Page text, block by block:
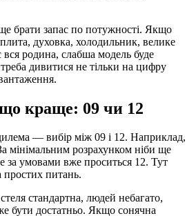
брати запас по потужності. Якщо
духовка, холодильник, велике
вся родина, слабша модель буде
дивитися не тільки на цифру
краще: 09 чи 12
— вибір між 09 і 12. Наприклад,
мінімальним розрахунком ніби ще
за умовами вже проситься 12. Тут
простих питань.
стандартна, людей небагато,
бути достатньо. Якщо сонячна